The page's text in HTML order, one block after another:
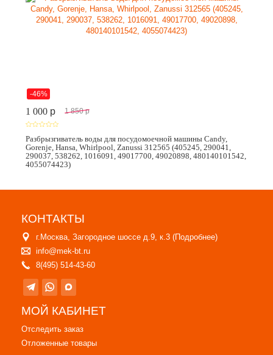
-46%
1 000 p 1 850 p
Разбрызгиватель воды для посудомоечной машины Candy,
Gorenje, Hansa, Whirlpool, Zanussi 312565 (405245, 290041,
290037, 538262, 1016091, 49017700, 49020898, 480140101542,
4055074423)
КОНТАКТЫ
г.Москва, Загородное шоссе д.9, к.3 (Подробнее)
info@mek-bt.ru
8(495) 514-43-60
МОЙ КАБИНЕТ
Отследить заказ
Отложенные товары